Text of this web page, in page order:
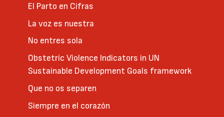
El Parto en Cifras
La voz es nuestra
No entres sola
Obstetric Violence Indicators in UN
Sustainable Development Goals framework
Que no os separen
Siempre en el corazón